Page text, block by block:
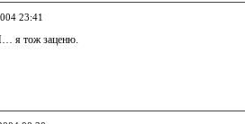
23:41
я тож заценю.